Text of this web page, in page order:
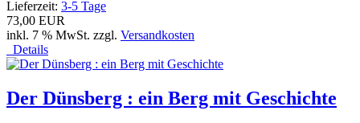
Lieferzeit: 3-5 Tage
73,00 EUR
inkl. 7 % MwSt. zzgl. Versandkosten
Details
Der Dünsberg : ein Berg mit Geschichte